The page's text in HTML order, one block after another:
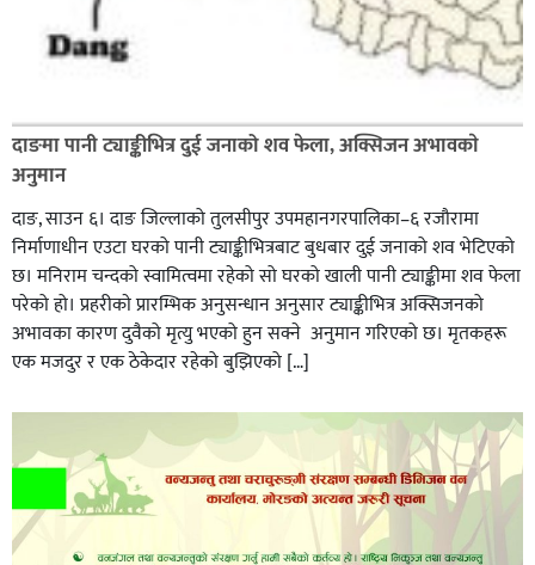
दाङमा पानी ट्याङ्कीभित्र दुई जनाको शव फेला, अक्सिजन अभावकाे
अनुमान
दाङ, साउन ६। दाङ जिल्लाको तुलसीपुर उपमहानगरपालिका–६ रजौरामा
निर्माणाधीन एउटा घरको पानी ट्याङ्कीभित्रबाट बुधबार दुई जनाको शव भेटिएको
छ। मनिराम चन्दको स्वामित्वमा रहेको सो घरको खाली पानी ट्याङ्कीमा शव फेला
परेको हो। प्रहरीकाे प्रारम्भिक अनुसन्धान अनुसार ट्याङ्कीभित्र अक्सिजनको
अभावका कारण दुवैको मृत्यु भएको हुन सक्ने अनुमान गरिएको छ। मृतकहरू
एक मजदुर र एक ठेकेदार रहेको बुझिएको […]